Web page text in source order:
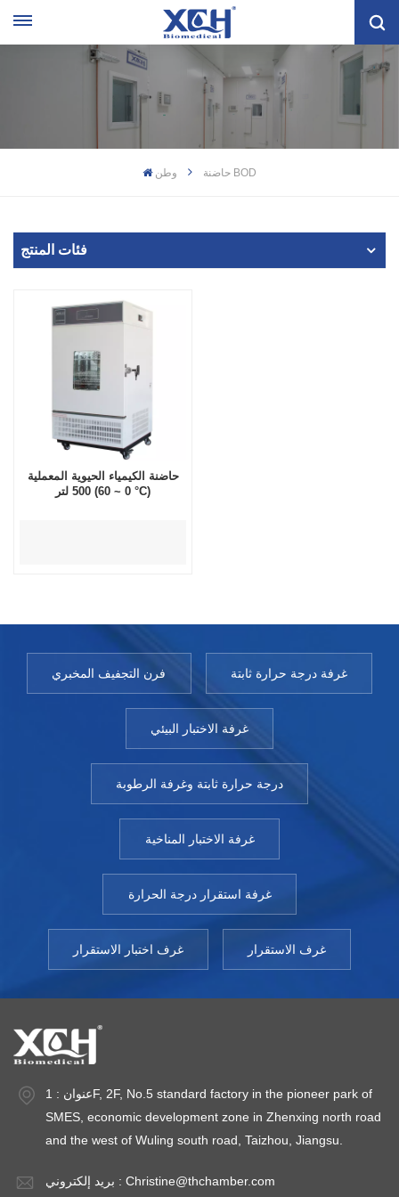
وطن حاضنة BOD
فئات المنتج
حاضنة الكيمياء الحيوية المعملية
500 لتر (0 ~ 60 °C)
فرن التجفيف المخبري غرفة درجة حرارة ثابتة
غرفة الاختبار البيئي
درجة حرارة ثابتة وغرفة الرطوبة
غرفة الاختبار المناخية
غرفة استقرار درجة الحرارة
غرف اختبار الاستقرار غرف الاستقرار
عنوان : 1F, 2F, No.5 standard factory in the pioneer park of
SMES, economic development zone in Zhenxing north road
and the west of Wuling south road, Taizhou, Jiangsu.
بريد إلكتروني : Christine@thchamber.com